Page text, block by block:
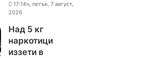
17:14ч, петък, 7 август,
2026
Над 5 кг
наркотици
иззети в